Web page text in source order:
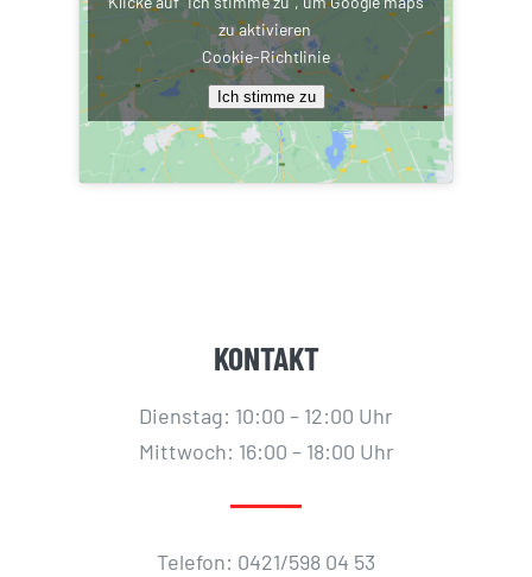
KONTAKT
Dienstag: 10:00 – 12:00 Uhr
Mittwoch: 16:00 – 18:00 Uhr
Telefon: 0421/598 04 53
zu aktivieren
Cookie-Richtlinie
Ich stimme zu